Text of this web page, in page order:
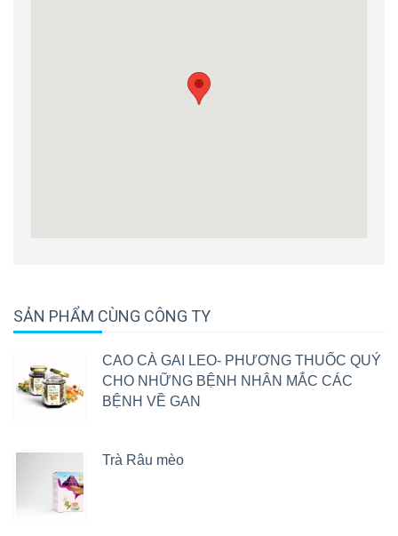
Sản phẩm được kiểm nghiệm , lưu mẫu tại công ty, đóng
SẢN PHẨM CÙNG CÔNG TY
CAO CÀ GAI LEO- PHƯƠNG THUỐC QUÝ
CHO NHỮNG BỆNH NHÂN MẮC CÁC
BỆNH VỀ GAN
Trà Râu mèo